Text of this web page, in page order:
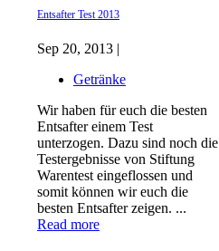
Entsafter Test 2013
Sep 20, 2013 |
Getränke
Wir haben für euch die besten
Entsafter einem Test
unterzogen. Dazu sind noch die
Testergebnisse von Stiftung
Warentest eingeflossen und
somit können wir euch die
besten Entsafter zeigen. ...
Read more